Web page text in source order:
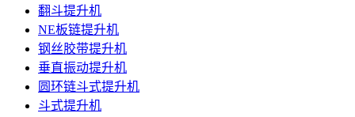
翻斗提升机
NE板链提升机
钢丝胶带提升机
垂直振动提升机
圆环链斗式提升机
斗式提升机